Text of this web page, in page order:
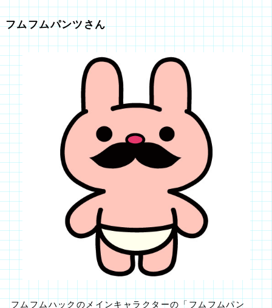
フムフムパンツさん
フムフムハックのメインキャラクターの「フムフムパン